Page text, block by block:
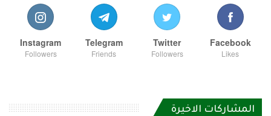
Facebook
Likes
Twitter
Followers
Telegram
Friends
Instagram
Followers
المشاركات الاخيرة